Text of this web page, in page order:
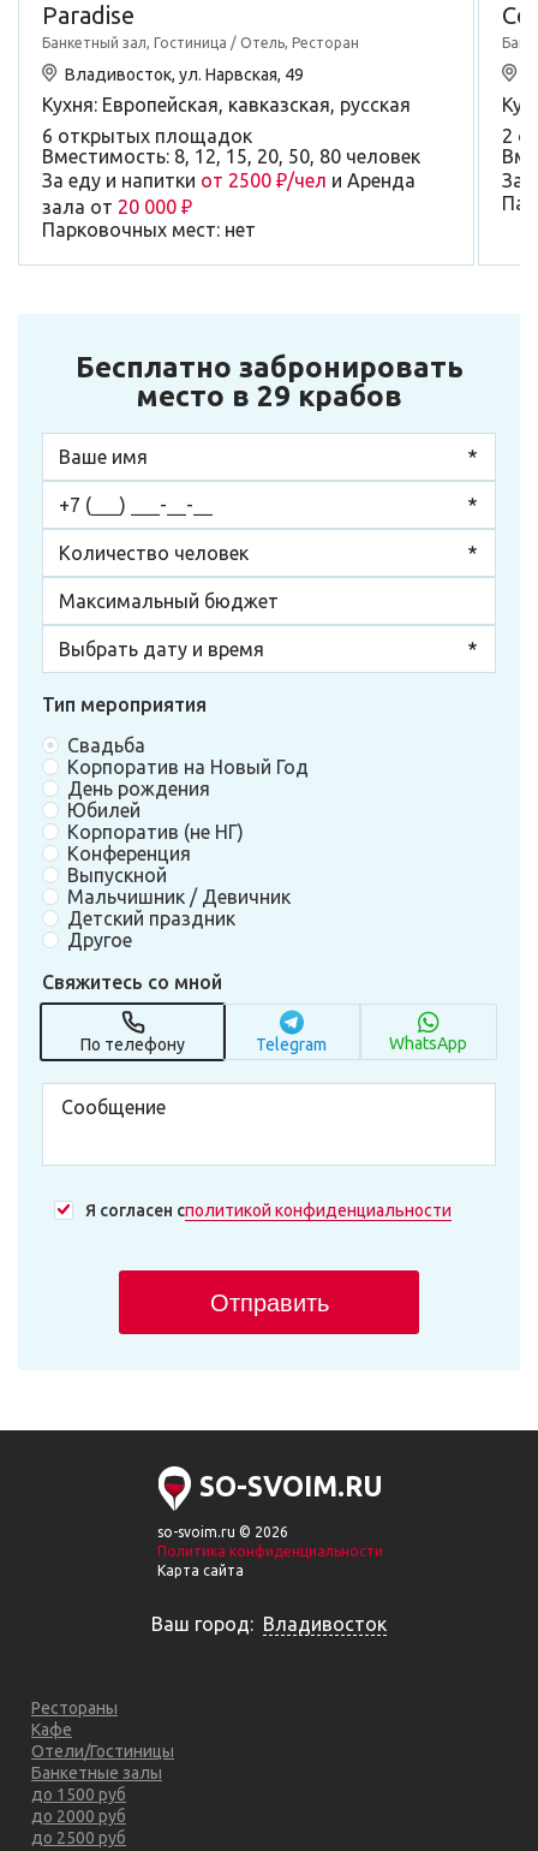
Paradise
Банкетный зал, Гостиница / Отель, Ресторан
Владивосток, ул. Нарвская, 49
Кухня: Европейская, кавказская, русская
6 открытых площадок
Вместимость: 8, 12, 15, 20, 50, 80 человек
За еду и напитки от 2500 ₽/чел и Аренда
зала от 20 000 ₽
Парковочных мест: нет
2
За
Бесплатно забронировать
место в 29 крабов
Тип мероприятия
Свадьба
Корпоратив на Новый Год
День рождения
Юбилей
Корпоратив (не НГ)
Конференция
Выпускной
Мальчишник / Девичник
Детский праздник
Другое
Свяжитесь со мной
По телефону Telegram WhatsApp
Я согласен сполитикой конфиденциальности
Отправить
SO-SVOIM.RU
so-svoim.ru © 2026
Политика конфиденциальности
Карта сайта
Ваш город: Владивосток
Рестораны
Кафе
Отели/Гостиницы
Банкетные залы
до 1500 руб
до 2000 руб
до 2500 руб